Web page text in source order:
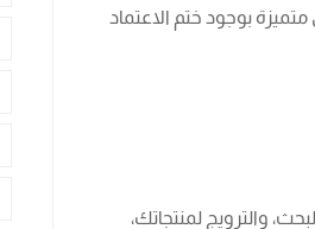
بوجود ختم الاعتماد
والترويج لمنتجاتك،